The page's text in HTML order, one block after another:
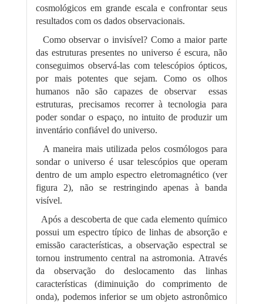
cosmológicos em grande escala e confrontar seus
resultados com os dados observacionais.
Como observar o invisível? Como a maior parte
das estruturas presentes no universo é escura, não
conseguimos observá-las com telescópios ópticos,
por mais potentes que sejam. Como os olhos
humanos não são capazes de observar essas
estruturas, precisamos recorrer à tecnologia para
poder sondar o espaço, no intuito de produzir um
inventário confiável do universo.
A maneira mais utilizada pelos cosmólogos para
sondar o universo é usar telescópios que operam
dentro de um amplo espectro eletromagnético (ver
figura 2), não se restringindo apenas à banda
visível.
Após a descoberta de que cada elemento químico
possui um espectro típico de linhas de absorção e
emissão características, a observação espectral se
tornou instrumento central na astromonia. Através
da observação do deslocamento das linhas
características (diminuição do comprimento de
onda), podemos inferior se um objeto astronômico